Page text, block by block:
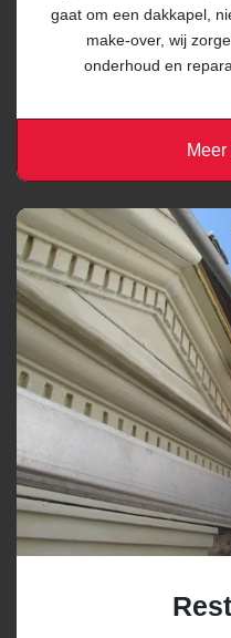
gaat om een dakkapel,
make-over, wij
onderhoud en